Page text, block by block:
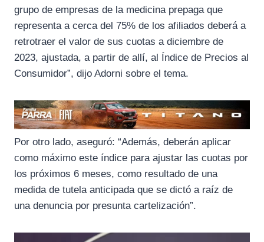
grupo de empresas de la medicina prepaga que
representa a cerca del 75% de los afiliados deberá a
retrotraer el valor de sus cuotas a diciembre de
2023, ajustada, a partir de allí, al Índice de Precios al
Consumidor”, dijo Adorni sobre el tema.
Por otro lado, aseguró: “Además, deberán aplicar
como máximo este índice para ajustar las cuotas por
los próximos 6 meses, como resultado de una
medida de tutela anticipada que se dictó a raíz de
una denuncia por presunta cartelización”.